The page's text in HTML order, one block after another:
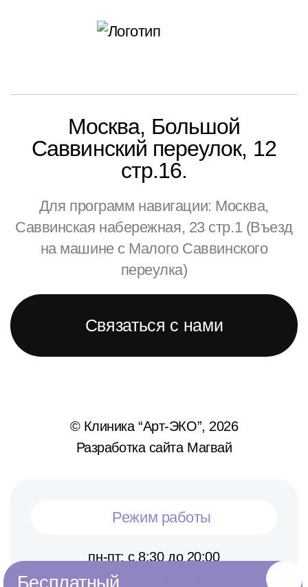
Москва, Большой
Саввинский переулок, 12
стр.16.
Для программ навигации: Москва,
Саввинская набережная, 23 стр.1 (Въезд
на машине с Малого Саввинского
переулка)
Связаться с нами
© Клиника “Арт-ЭКО”, 2026
Разработка сайта Магвай
Режим работы
пн-пт: с 8:30 до 20:00
сб: с 9:00 до 17:00
Бесплатный